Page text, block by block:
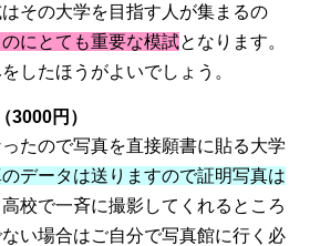
その大学を目指す人が集まるの
にとても重要な模試となります。
したほうがよいでしょう。
3000円）
たので写真を直接願書に貼る大学
データは送りますので証明写真は
校で一斉に撮影してくれるところ
い場合はご自分で写真館に行く必